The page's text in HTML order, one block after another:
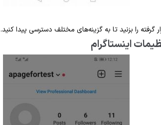
را بزنید تا به گزینه‌های مختلف دسترسی پیدا کنید.
اینستاگرام